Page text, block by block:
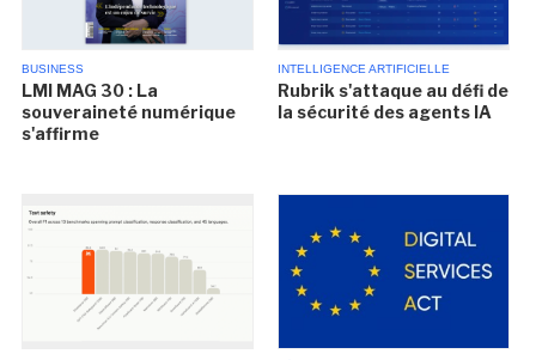
BUSINESS
LMI MAG 30 : La
souveraineté numérique
s'affirme
INTELLIGENCE ARTIFICIELLE
Rubrik s'attaque au défi de
la sécurité des agents IA